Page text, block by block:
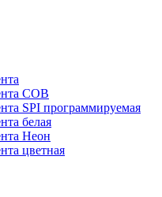
COB
SPI программируемая
белая
Неон
цветная